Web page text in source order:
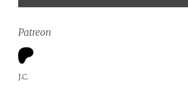
Patreon
J.C.